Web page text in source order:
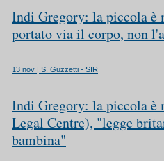
Indi Gregory: la piccola è
portato via il corpo, non
13 nov | S. Guzzetti - SIR
Indi Gregory: la piccola è
Legal Centre), "legge
bambina"